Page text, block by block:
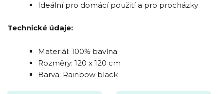
Ideální pro domácí použití a pro procházky
Technické údaje:
Materiál: 100% bavlna
Rozměry: 120 x 120 cm
Barva: Rainbow black